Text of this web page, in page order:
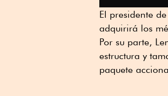
El presidente
adquirirá los
Por su parte,
estructura y
paquete